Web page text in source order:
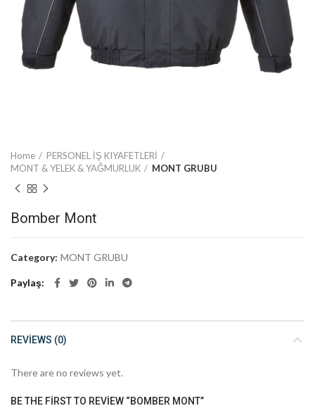
Home
PERSONEL İŞ KIYAFETLERİ
MONT & YELEK & YAĞMURLUK
MONT GRUBU
Bomber Mont
Category: MONT GRUBU
Paylaş
REVIEWS (0)
There are no reviews yet.
BE THE FIRST TO REVIEW “BOMBER MONT”